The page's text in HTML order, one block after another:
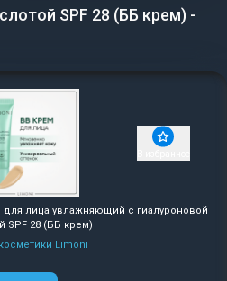
SPF 28 (ББ крем) -
для лица увлажняющий с гиалуроновой
SPF 28 (ББ крем)
Limoni